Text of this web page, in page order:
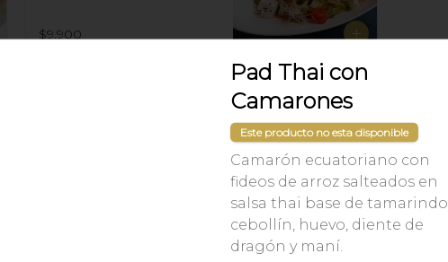
$9.900
Pad Thai con
Camarones
Este producto no esta disponible
Camarón ecuatoriano con
fideos de arroz salteados en
salsa thai base de tamarindo,
cebollín, huevo, diente de
dragón y maní.